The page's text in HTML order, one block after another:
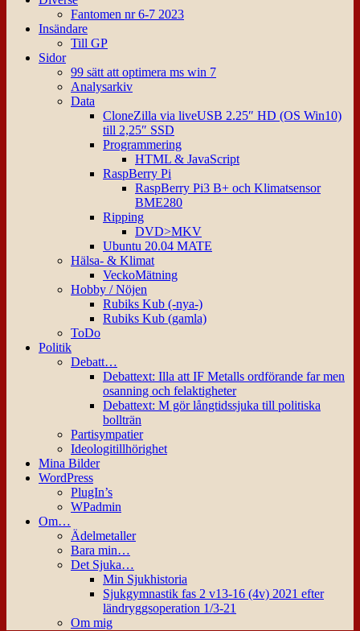
Fantomen nr 6-7 2023
Insändare
Till GP
Sidor
99 sätt att optimera ms win 7
Analysarkiv
Data
CloneZilla via liveUSB 2.25″ HD (OS Win10)
till 2,25″ SSD
Programmering
HTML & JavaScript
RaspBerry Pi
RaspBerry Pi3 B+ och Klimatsensor
BME280
Ripping
DVD>MKV
Ubuntu 20.04 MATE
Hälsa- & Klimat
VeckoMätning
Hobby / Nöjen
Rubiks Kub (-nya-)
Rubiks Kub (gamla)
ToDo
Politik
Debatt…
Debattext: Illa att IF Metalls ordförande far men
osanning och felaktigheter
Debattext: M gör långtidssjuka till politiska
bollträn
Partisympatier
Ideologitillhörighet
Mina Bilder
WordPress
PlugIn’s
WPadmin
Om…
Ädelmetaller
Bara min…
Det Sjuka…
Min Sjukhistoria
Sjukgymnastik fas 2 v13-16 (4v) 2021 efter
ländryggsoperation 1/3-21
Om mig